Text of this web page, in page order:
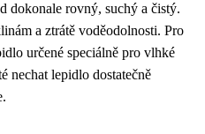
dokonale rovný, suchý a čistý.
a ztrátě voděodolnosti. Pro
určené speciálně pro vlhké
nechat lepidlo dostatečně